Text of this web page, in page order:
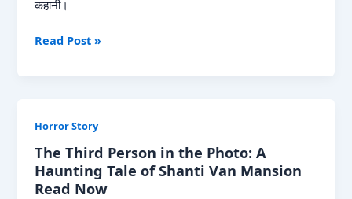
कहानी।
Delivery
डिलीवरी
बॉय
की
आख़िरी
Read Post »
Horror Story
The Third Person in the Photo: A
Haunting Tale of Shanti Van Mansion
Read Now